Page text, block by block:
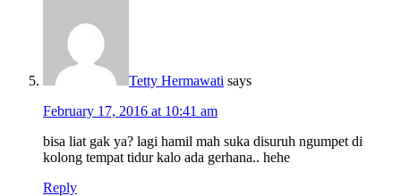
Tetty Hermawati says
February 17, 2016 at 10:41 am
bisa liat gak ya? lagi hamil mah suka disuruh ngumpet di
kolong tempat tidur kalo ada gerhana.. hehe
Reply